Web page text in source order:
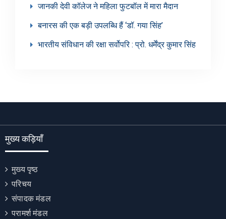
जानकी देवी कॉलेज ने महिला फुटबॉल में मारा मैदान
बनारस की एक बड़ी उपलब्धि हैं ‘डॉ. गया सिंह’
भारतीय संविधान की रक्षा सर्वोपरि : प्रो. धर्मेंद्र कुमार सिंह
मुख्य कड़ियाँ
मुख्य पृष्ठ
परिचय
संपादक मंडल
परामर्श मंडल